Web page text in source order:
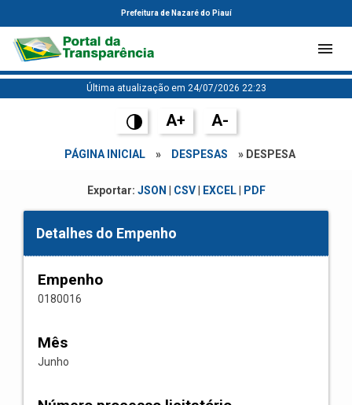
Prefeitura de Nazaré do Piauí
Última atualização em 24/07/2026 22:23
A+ A-
PÁGINA INICIAL » DESPESAS » DESPESA
Exportar: JSON CSV| EXCEL| PDF
Detalhes do Empenho
Empenho
0180016
Mês
Junho